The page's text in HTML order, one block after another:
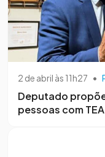
2 de abril às 11h27 •
Deputado
pessoas com TEA